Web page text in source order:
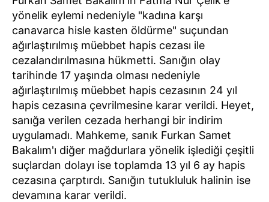
yönelik eylemi nedeniyle "kadına karşı
canavarca hisle kasten öldürme" suçundan
ağırlaştırılmış müebbet hapis cezası ile
cezalandırılmasına hükmetti. Sanığın olay
tarihinde 17 yaşında olması nedeniyle
ağırlaştırılmış müebbet hapis cezasının 24 yıl
hapis cezasına çevrilmesine karar verildi. Heyet,
sanığa verilen cezada herhangi bir indirim
uygulamadı. Mahkeme, sanık Furkan Samet
Bakalım'ı diğer mağdurlara yönelik işlediği çeşitli
suçlardan dolayı ise toplamda 13 yıl 6 ay hapis
cezasına çarptırdı. Sanığın tutukluluk halinin ise
devamına karar verildi.